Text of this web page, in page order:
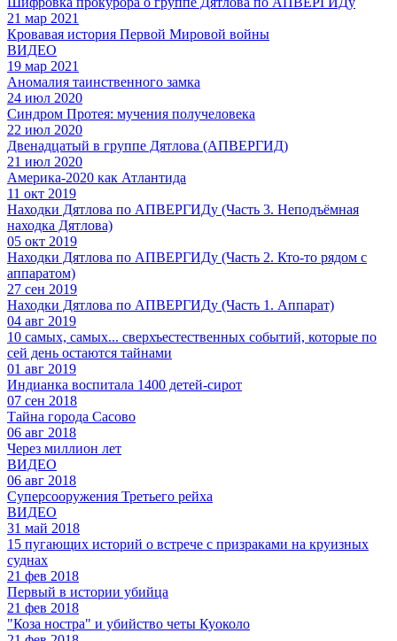
21 мар 2021
Кровавая история Первой Мировой войны
ВИДЕО
19 мар 2021
Аномалия таинственного замка
24 июл 2020
Синдром Протея: мучения получеловека
22 июл 2020
Двенадцатый в группе Дятлова (АПВЕРГИД)
21 июл 2020
Америка-2020 как Атлантида
11 окт 2019
Находки Дятлова по АПВЕРГИДу (Часть 3. Неподъёмная
находка Дятлова)
05 окт 2019
Находки Дятлова по АПВЕРГИДу (Часть 2. Кто-то рядом с
аппаратом)
27 сен 2019
Находки Дятлова по АПВЕРГИДу (Часть 1. Аппарат)
04 авг 2019
10 самых, самых... сверхъестественных событий, которые по
сей день остаются тайнами
01 авг 2019
Индианка воспитала 1400 детей-сирот
07 сен 2018
Тайна города Сасово
06 авг 2018
Через миллион лет
ВИДЕО
06 авг 2018
Суперсооружения Третьего рейха
ВИДЕО
31 май 2018
15 пугающих историй о встрече с призраками на круизных
суднах
21 фев 2018
Первый в истории убийца
21 фев 2018
"Коза ностра" и убийство четы Куоколо